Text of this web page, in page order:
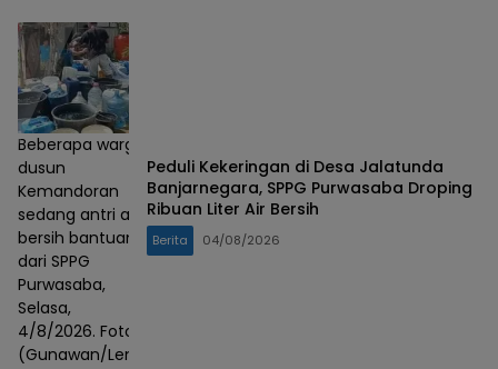
Beberapa warga
dusun
Kemandoran
sedang antri air
bersih bantuan
dari SPPG
Purwasaba,
Selasa,
4/8/2026. Foto :
(Gunawan/Lensa
Peduli Kekeringan di Desa Jalatunda
Banjarnegara, SPPG Purwasaba Droping
Ribuan Liter Air Bersih
Berita 04/08/2026